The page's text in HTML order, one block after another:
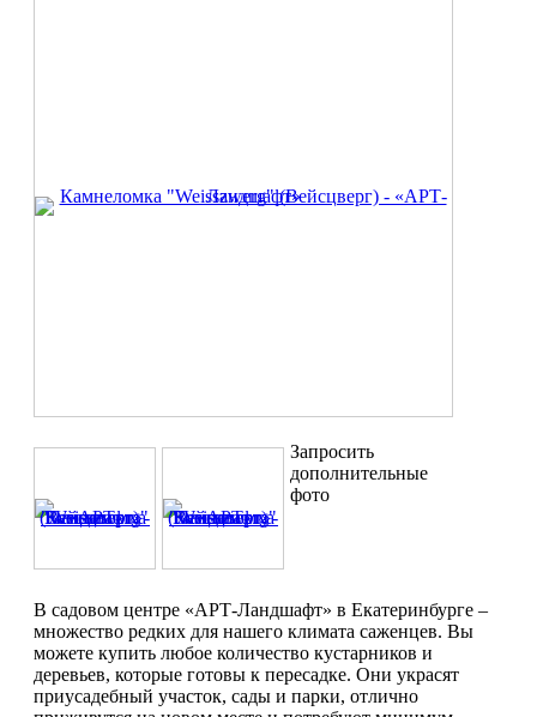
Запросить
дополнительные
фото
В садовом центре «АРТ-Ландшафт» в Екатеринбурге –
множество редких для нашего климата саженцев. Вы
можете купить любое количество кустарников и
деревьев, которые готовы к пересадке. Они украсят
приусадебный участок, сады и парки, отлично